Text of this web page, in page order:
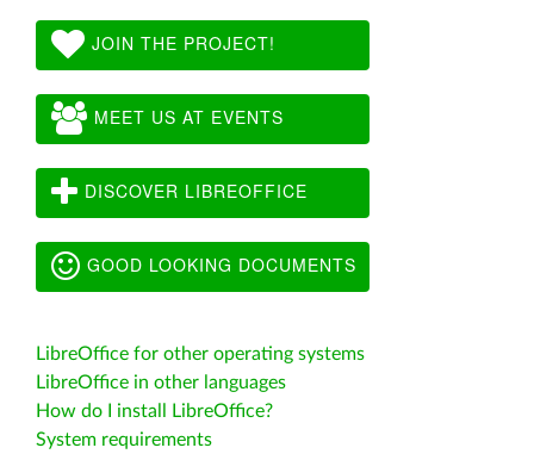
JOIN THE PROJECT!
MEET US AT EVENTS
DISCOVER LIBREOFFICE
GOOD LOOKING DOCUMENTS
LibreOffice for other operating systems
LibreOffice in other languages
How do I install LibreOffice?
System requirements